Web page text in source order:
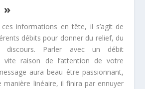
»
informations en tête, il s’agit de
débits pour donner du relief, du
Parler avec un débit
vite raison de l’attention de votre
aura beau être passionnant,
manière linéaire, il finira par ennuyer